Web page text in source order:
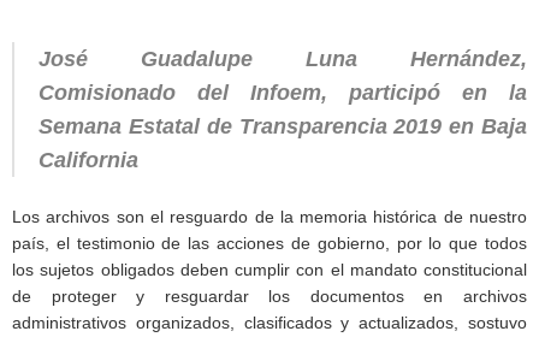
José Guadalupe Luna Hernández,
Comisionado del Infoem, participó en la
Semana Estatal de Transparencia 2019 en Baja
California
Los archivos son el resguardo de la memoria histórica de nuestro
país, el testimonio de las acciones de gobierno, por lo que todos
los sujetos obligados deben cumplir con el mandato constitucional
de proteger y resguardar los documentos en archivos
administrativos organizados, clasificados y actualizados, sostuvo